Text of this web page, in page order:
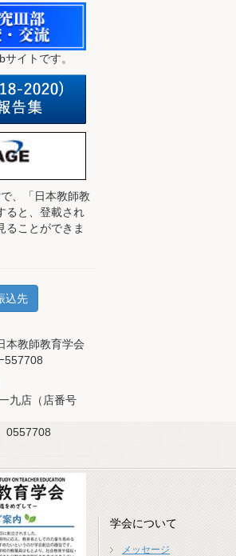
イトです。
、
「日本教師教
ると、登載され
ることができま
込先
本教師教育学会
557708
九店（店番号
学会について
メッセージ